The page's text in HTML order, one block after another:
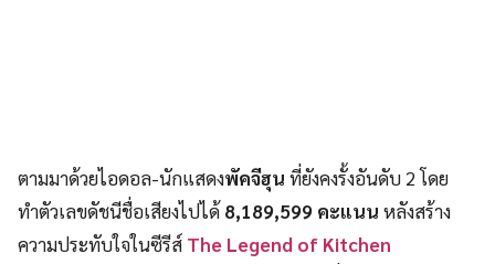
ตามมาด้วยไอดอล-นักแสดงพัคจีฮุน ที่ยังคงรั้งอันดับ 2 โดย
ทำตัวเลขดัชนีชื่อเสียงไปได้ 8,189,599 คะแนน หลังสร้าง
ความประทับใจในซีรีส์ The Legend of Kitchen